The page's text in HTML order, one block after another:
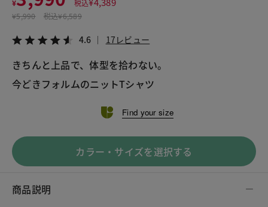
¥ 税込
¥5,990 税込¥6,589
4.6 17レビュー
きちんと上品で、体型を拾わない。
今どきフォルムのニットTシャツ
Find your size
カラー・サイズを選択する
商品説明
LINE メール